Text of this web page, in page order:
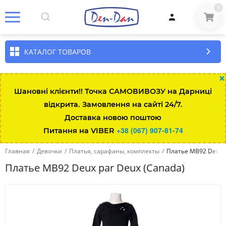
0
КАТАЛОГ ТОВАРОВ
×
Шановні клієнти!! Точка САМОВИВОЗУ на Дарниці
відкрита. Замовлення на сайті 24/7.
Доставка новою поштою
Питання на VIBER +38 (067) 907-81-74
Главная / Девочки / Платья, сарафаны, комплекты / Платье MB92 Deux
Платье MB92 Deux par Deux (Canada)